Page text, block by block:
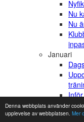
Denna webbplats använder
upplevelse av webbplatsen. Mer
Nu
Nu
Januari